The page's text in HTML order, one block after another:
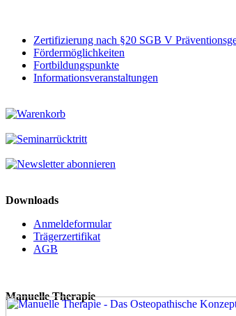
Zertifizierung nach §20 SGB V
Fördermöglichkeiten
Fortbildungspunkte
Informationsveranstaltungen
Downloads
Anmeldeformular
Trägerzertifikat
AGB
Manuelle Therapie